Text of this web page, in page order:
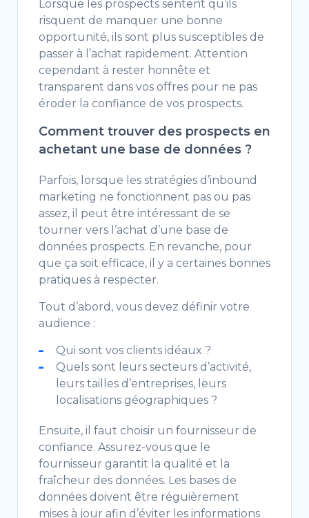
Lorsque les prospects sentent qu’ils
risquent de manquer une bonne
opportunité, ils sont plus susceptibles de
passer à l’achat rapidement. Attention
cependant à rester honnête et
transparent dans vos offres pour ne pas
éroder la confiance de vos prospects.
Comment trouver des prospects en
achetant une base de données ?
Parfois, lorsque les stratégies d’inbound
marketing ne fonctionnent pas ou pas
assez, il peut être intéressant de se
tourner vers l’achat d’une base de
données prospects. En revanche, pour
que ça soit efficace, il y a certaines bonnes
pratiques à respecter.
Tout d’abord, vous devez définir votre
audience :
Qui sont vos clients idéaux ?
Quels sont leurs secteurs d’activité,
leurs tailles d’entreprises, leurs
localisations géographiques ?
Ensuite, il faut choisir un fournisseur de
confiance. Assurez-vous que le
fournisseur garantit la qualité et la
fraîcheur des données. Les bases de
données doivent être réguièrement
mises à jour afin d’éviter les informations